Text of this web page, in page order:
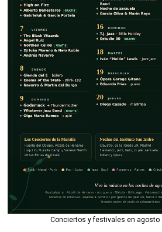
Conciertos y festivales en agosto